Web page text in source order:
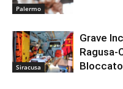
Palermo
Siracusa
Grave
Ragusa-
Bloccato